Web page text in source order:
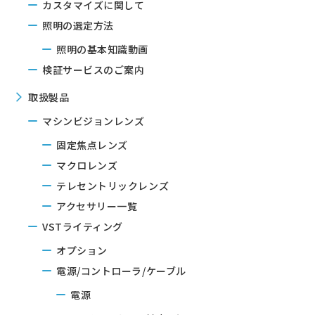
カスタマイズに関して
照明の選定方法
照明の基本知識動画
検証サービスのご案内
取扱製品
マシンビジョンレンズ
固定焦点レンズ
マクロレンズ
テレセントリックレンズ
アクセサリー一覧
VSTライティング
オプション
電源/コントローラ/ケーブル
電源